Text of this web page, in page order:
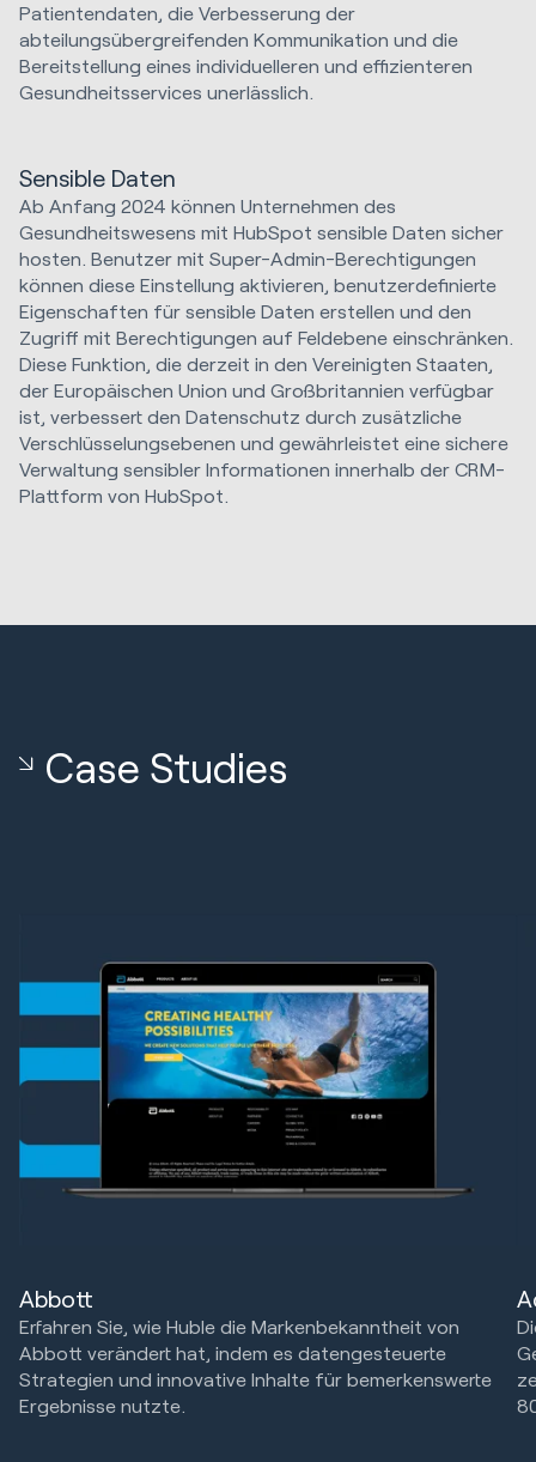
Patientendaten, die Verbesserung der
abteilungsübergreifenden Kommunikation und die
Bereitstellung eines individuelleren und effizienteren
Gesundheitsservices unerlässlich.
Sensible Daten
Ab Anfang 2024 können Unternehmen des
Gesundheitswesens mit HubSpot sensible Daten sicher
hosten. Benutzer mit Super-Admin-Berechtigungen
können diese Einstellung aktivieren, benutzerdefinierte
Eigenschaften für sensible Daten erstellen und den
Zugriff mit Berechtigungen auf Feldebene einschränken.
Diese Funktion, die derzeit in den Vereinigten Staaten,
der Europäischen Union und Großbritannien verfügbar
ist, verbessert den Datenschutz durch zusätzliche
Verschlüsselungsebenen und gewährleistet eine sichere
Verwaltung sensibler Informationen innerhalb der CRM-
Plattform von HubSpot.
Case Studies
Abbott
Erfahren Sie, wie Huble die Markenbekanntheit von
Abbott verändert hat, indem es datengesteuerte
Strategien und innovative Inhalte für bemerkenswerte
Ergebnisse nutzte.